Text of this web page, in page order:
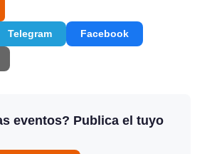
Telegram Facebook
eventos? Publica el tuyo